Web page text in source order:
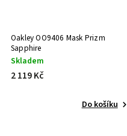
Oakley OO9406 Mask Prizm
Sapphire
Skladem
2 119 Kč
Do košíku